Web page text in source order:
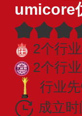
umicore
2个行
2个行
行业
成立